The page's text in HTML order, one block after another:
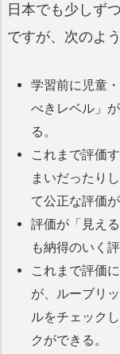
日本でも少しず
ですが、次のよ
学習前に児童
べきレベル」
る。
これまで評価
まいだったり
て公正な評価
評価が「見え
も納得のいく
これまで評価
が、ルーブリ
ルをチェック
クができる。